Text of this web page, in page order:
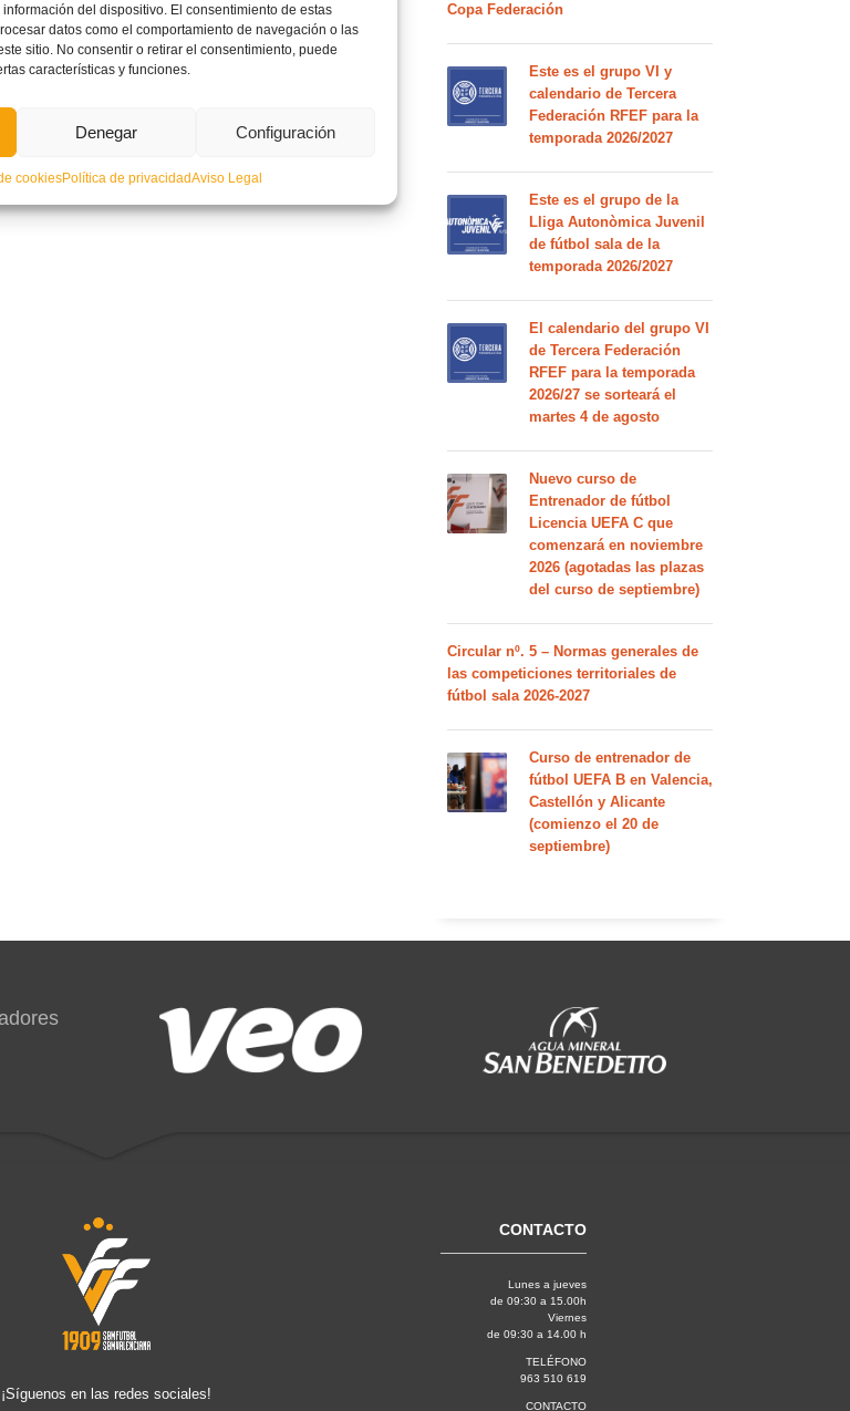
del dispositivo. El consentimiento de estas
datos como el comportamiento de navegación o las
sitio. No consentir o retirar el consentimiento, puede
características y funciones.
Denegar Configuración
cookiesPolítica de privacidadAviso Legal
Esta es la
sub16 de
fase del
El fútbol femenino reflexiona sobre su
evolución
Copa Federación
Este es el grupo VI y
calendario de Tercera
Federación RFEF para la
temporada 2026/2027
Este es el grupo de la
Lliga Autonòmica Juvenil
de fútbol sala de la
temporada 2026/2027
El calendario del grupo VI
de Tercera Federación
RFEF para la temporada
2026/27 se sorteará el
martes 4 de agosto
Nuevo curso de
Entrenador de fútbol
Licencia UEFA C que
comenzará en noviembre
2026 (agotadas las plazas
del curso de septiembre)
Circular nº. 5 – Normas generales de
las competiciones territoriales de
fútbol sala 2026-2027
Curso de entrenador de
fútbol UEFA B en Valencia,
Castellón y Alicante
(comienzo el 20 de
septiembre)
¡Síguenos en las redes sociales!
CONTACTO
Lunes a jueves
de 09:30 a 15.00h
Viernes
de 09:30 a 14.00 h
TELÉFONO
963 510 619
CONTACTO